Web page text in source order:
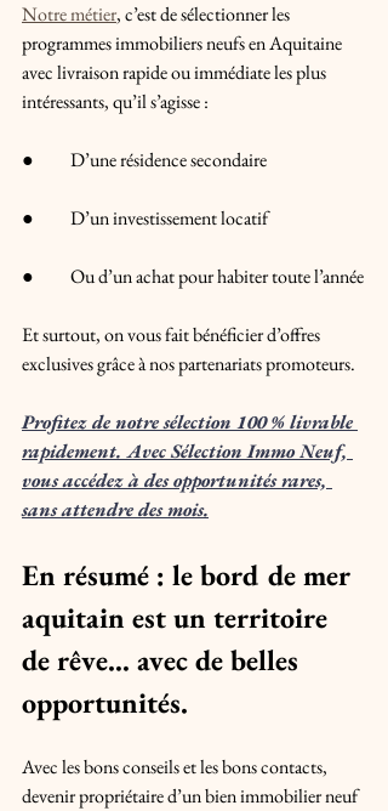
Notre métier, c’est de sélectionner les
programmes immobiliers neufs en Aquitaine
avec livraison rapide ou immédiate les plus
intéressants, qu’il s’agisse :
●	D’une résidence secondaire
●	D’un investissement locatif
●	Ou d’un achat pour habiter toute l’année
Et surtout, on vous fait bénéficier d’offres
exclusives grâce à nos partenariats promoteurs.
Profitez de notre sélection 100 % livrable
rapidement. Avec Sélection Immo Neuf,
vous accédez à des opportunités rares,
sans attendre des mois.
En résumé : le bord de mer
aquitain est un territoire
de rêve… avec de belles
opportunités.
Avec les bons conseils et les bons contacts,
devenir propriétaire d’un bien immobilier neuf